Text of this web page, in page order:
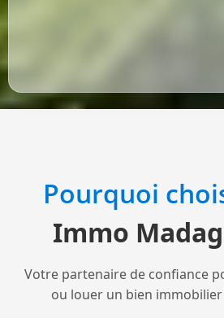
Pourquoi
Immo
Votre partenaire de confiance
ou louer un bien immobilier